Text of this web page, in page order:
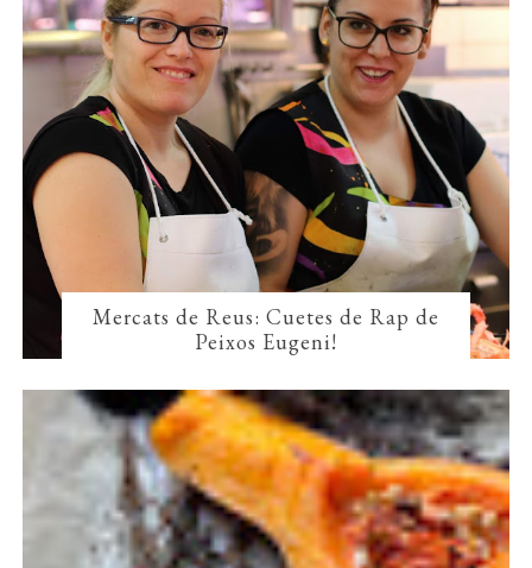
Mercats de Reus: Cuetes de Rap de
Peixos Eugeni!